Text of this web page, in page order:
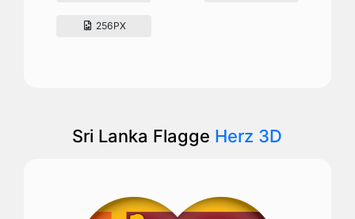
256PX
Sri Lanka Flagge Herz 3D